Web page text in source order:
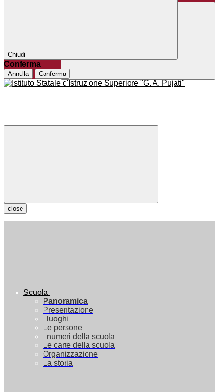
Chiudi
Conferma
Annulla Conferma
close
Scuola
Panoramica
Presentazione
I luoghi
Le persone
I numeri della scuola
Le carte della scuola
Organizzazione
La storia